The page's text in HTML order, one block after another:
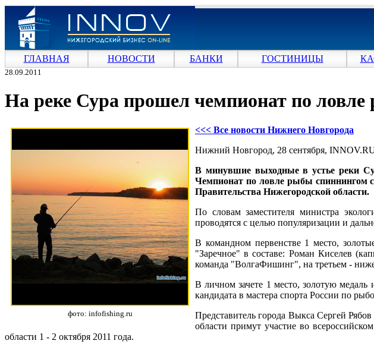
ГЛАВНАЯ НОВОСТИ БАНКИ ГОСТИНИЦЫ
28.09.2011
На реке Сура прошел чемпионат по
<<< Все новости Нижнего Новгорода
фото: infofishing.ru
Нижний Новгород, 28 сентября,
В минувшие выходные в устье реки
Чемпионат по ловле рыбы спиннингом с
Правительства Нижегородской области.
По словам заместителя министра
проводятся с целью популяризации и
В командном первенстве 1 место,
"Заречное" в составе: Роман Киселев
команда "ВолгаФишинг", на третьем -
В личном зачете 1 место, золотую
кандидата в мастера спорта России по
Представитель города Выкса Сергей
области примут участие во
области 1 - 2 октября 2011 года.